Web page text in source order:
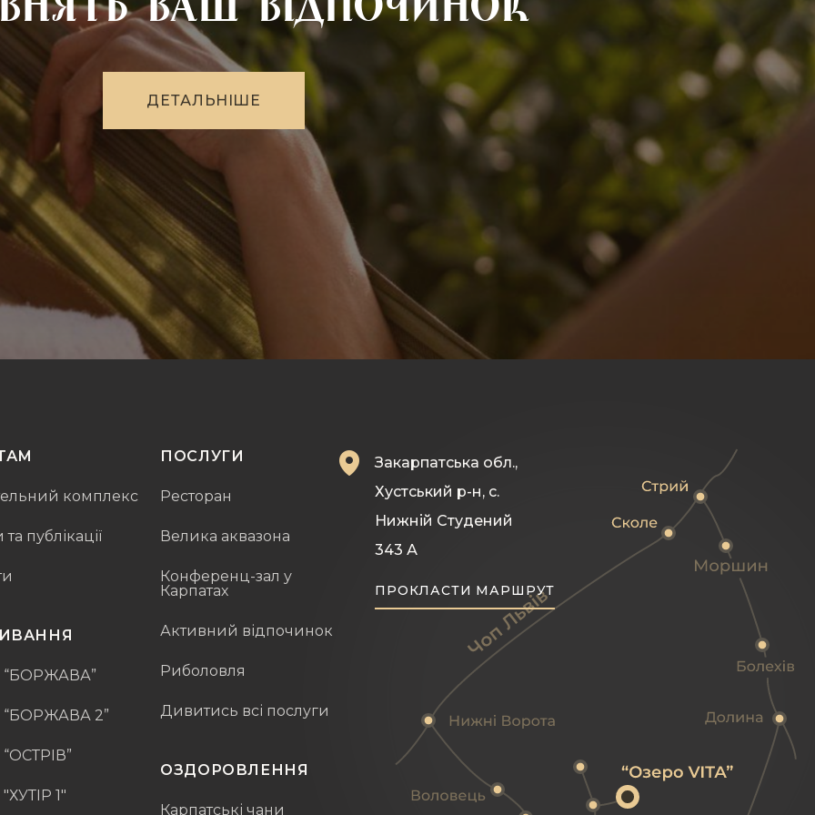
Д ЕТАЛ ЬН ІШ Е
Закарпатська обл.,
Хустський р-н, с.
Нижній Студений
343 А
ПРОКЛАСТИ МАРШРУТ
комплекс
публікації
“БОРЖАВА”
“БОРЖАВА 2”
1"
ПОСЛУГИ
Ресторан
Велика аквазона
Конференц-зал у
Карпатах
Активний відпочинок
Риболовля
Дивитись всі послуги
ОЗДОРОВЛЕННЯ
Карпатські чани